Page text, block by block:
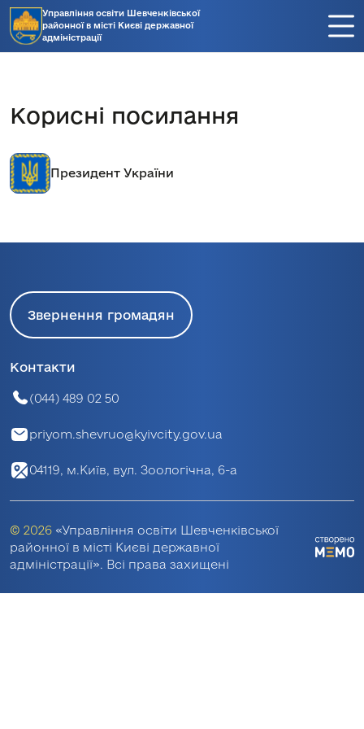
Управління освіти Шевченківської
районної в місті Києві державної
адміністрації
Корисні посилання
Президент України
Звернення громадян
Контакти
(044) 489 02 50
priyom.shevruo@kyivcity.gov.ua
04119, м.Київ, вул. Зоологічна, 6-а
© 2026 «Управління освіти Шевченківської
районної в місті Києві державної
адміністрації». Всі права захищені